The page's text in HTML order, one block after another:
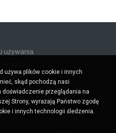
używania
danych osobowych
danych osobowych
używa plików cookie i innych
skąd pochodzą nasi
doświadczenie przeglądania na
Strony, wyrażają Państwo zgodę
i innych technologii śledzenia.